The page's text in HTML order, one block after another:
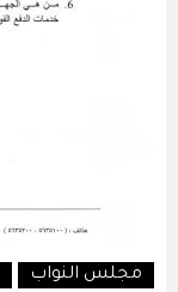
مجلس النواب